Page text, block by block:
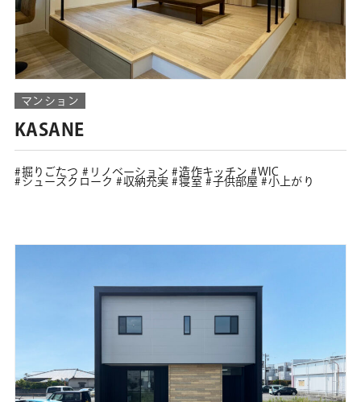
マンション
KASANE
掘りごたつ リノベーション 造作キッチン
WIC
シューズクローク
収納充実 寝室 子供部屋 小上がり